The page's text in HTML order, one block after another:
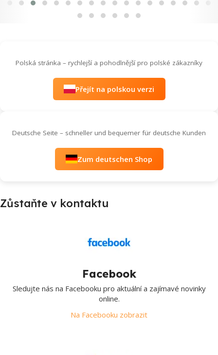
Polská stránka – rychlejší a pohodlnější pro polské zákazníky
Přejít na polskou verzi
Deutsche Seite – schneller und bequemer für deutsche Kunden
Zum deutschen Shop
Zůstaňte v kontaktu
Facebook
Sledujte nás na Facebooku pro aktuální a zajímavé novinky
online.
Na Facebooku zobrazit